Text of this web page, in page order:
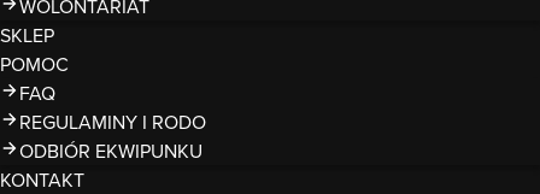
WOLONTARIAT
SKLEP
POMOC
FAQ
REGULAMINY I RODO
ODBIÓR EKWIPUNKU
KONTAKT